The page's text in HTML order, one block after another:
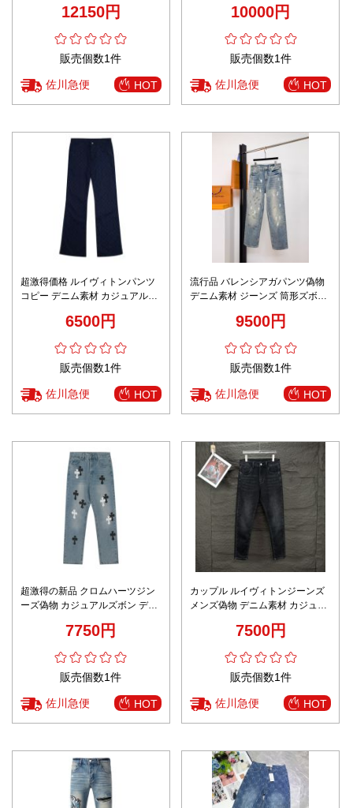
12150円
販売個数1件
佐川急便 HOT
10000円
販売個数1件
佐川急便 HOT
超激得価格 ルイヴィトンパンツ
コピー デニム素材 カジュアルパ
6500円
販売個数1件
佐川急便 HOT
流行品 バレンシアガパンツ偽物
デニム素材 ジーンズ 筒形ズボン
9500円
販売個数1件
佐川急便 HOT
超激得の新品 クロムハーツジン
ーズ偽物 カジュアルズボン デニ
7750円
販売個数1件
佐川急便 HOT
カップル ルイヴィトンジーンズ
メンズ偽物 デニム素材 カジュア
7500円
販売個数1件
佐川急便 HOT